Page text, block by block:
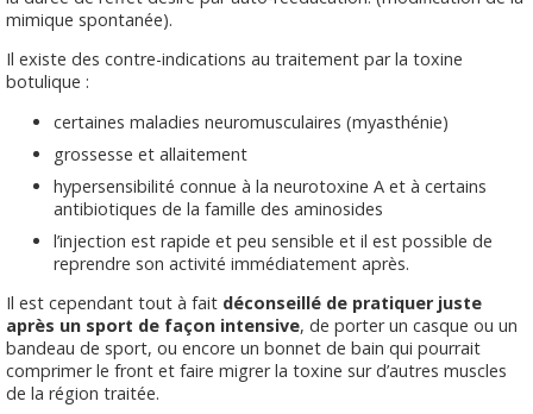
mimique spontanée).
Il existe des contre-indications au traitement par la toxine
botulique :
certaines maladies neuromusculaires (myasthénie)
grossesse et allaitement
hypersensibilité connue à la neurotoxine A et à certains
antibiotiques de la famille des aminosides
l’injection est rapide et peu sensible et il est possible de
reprendre son activité immédiatement après.
Il est cependant tout à fait déconseillé de pratiquer juste
après un sport de façon intensive, de porter un casque ou un
bandeau de sport, ou encore un bonnet de bain qui pourrait
comprimer le front et faire migrer la toxine sur d’autres muscles
de la région traitée.